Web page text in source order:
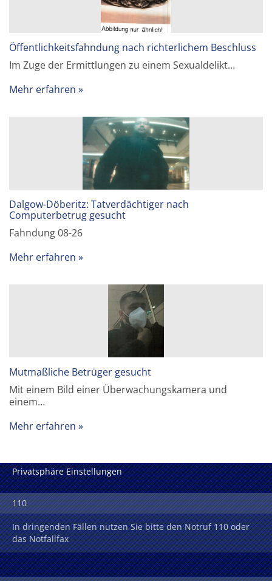
Öffentlichkeitsfahndung nach richterlichem Beschluss
Im Zuge der Ermittlungen zu einem Sexualdelikt…
Mehr erfahren
Dalgow-Döberitz: Tatverdächtiger nach
Computerbetrug gesucht
Fahndung 08-26
Mehr erfahren
Mutmaßliche Betrüger gesucht
Mit einem Bild einer Überwachungskamera und
einem…
Mehr erfahren
Privatsphäre Einstellungen
110
In dringenden Fällen nutzen Sie bitte den Notruf 110 oder
das Notfallfax